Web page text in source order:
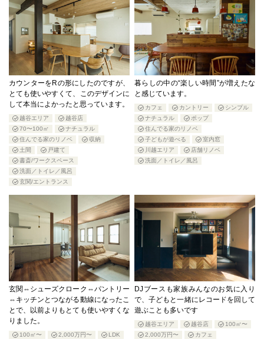
カウンターをRの形にしたのですが、
とても使いやすくて、このデザインに
して本当によかったと思っています。
越谷エリア
越谷店
70〜100㎡
ナチュラル
住んでる家のリノベ
収納
土間
戸建て
書斎/ワークスペース
洗面／トイレ／風呂
玄関/エントランス
暮らしの中の“楽しい時間”が増えたな
と感じています。
カフェ カントリー
シンプル
ナチュラル
ポップ
住んでる家のリノベ
子どもが遊べる
室内窓
川越エリア
店舗リノベ
洗面／トイレ／風呂
玄関⇔シューズクローク⇔パントリー
⇔キッチンとつながる動線になったこ
とで、以前よりもとても使いやすくな
りました。
100㎡〜 2,000万円〜
LDK
DJブースも家族みんなのお気に入り
で、子どもと一緒にレコードを回して
遊ぶことも多いです
越谷エリア 越谷店
100㎡〜
2,000万円〜
カフェ